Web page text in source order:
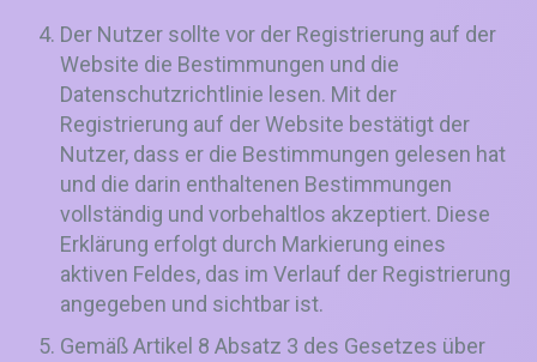
Der Nutzer sollte vor der Registrierung auf der
Website die Bestimmungen und die
Datenschutzrichtlinie lesen. Mit der
Registrierung auf der Website bestätigt der
Nutzer, dass er die Bestimmungen gelesen hat
und die darin enthaltenen Bestimmungen
vollständig und vorbehaltlos akzeptiert. Diese
Erklärung erfolgt durch Markierung eines
aktiven Feldes, das im Verlauf der Registrierung
angegeben und sichtbar ist.
Gemäß Artikel 8 Absatz 3 des Gesetzes über